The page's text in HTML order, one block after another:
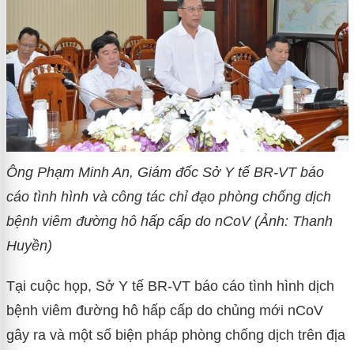
Ông Phạm Minh An, Giám đốc Sở Y tế BR-VT báo
cáo tình hình và công tác chỉ đạo phòng chống dịch
bệnh viêm đường hô hấp cấp do nCoV (Ảnh: Thanh
Huyền)
Tại cuộc họp, Sở Y tế BR-VT báo cáo tình hình dịch
bệnh viêm đường hô hấp cấp do chủng mới nCoV
gây ra và một số biện pháp phòng chống dịch trên địa